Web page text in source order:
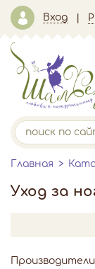
Вход
Главная
Уход за